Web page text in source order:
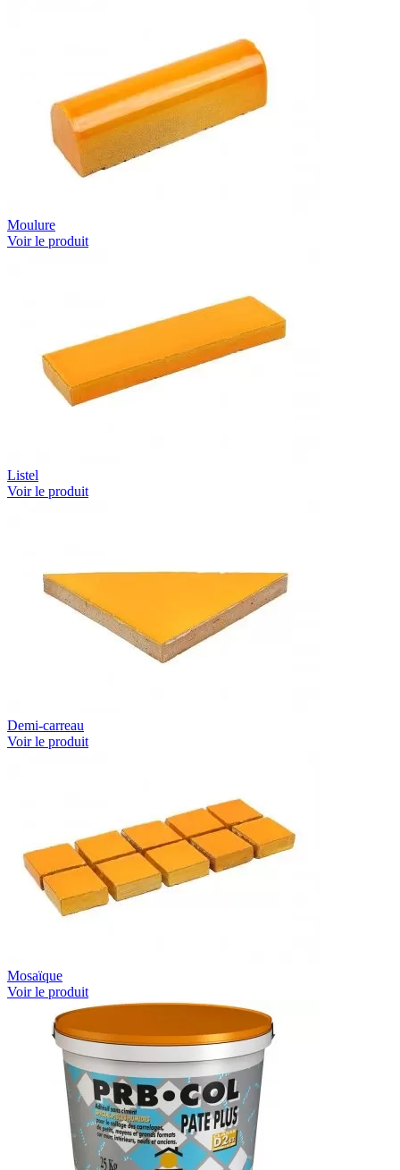
Moulure
Voir le produit
Listel
Voir le produit
Demi-carreau
Voir le produit
Mosaïque
Voir le produit